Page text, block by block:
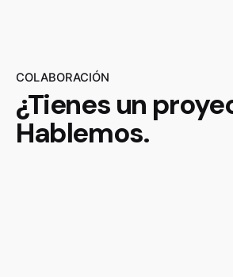
COLABORACIÓN
¿Tienes un
Hablemos.